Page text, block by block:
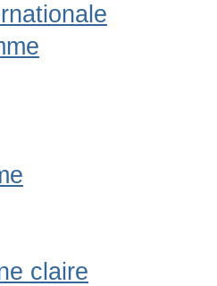
claire